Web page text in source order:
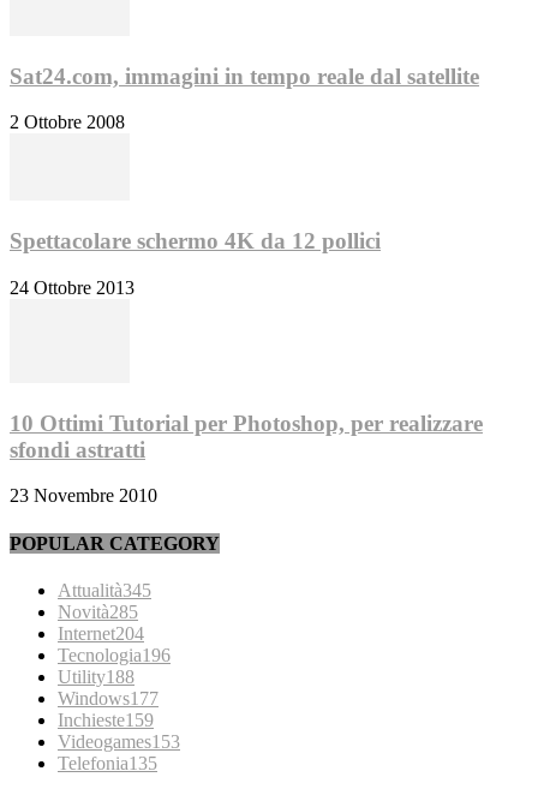
Sat24.com, immagini in tempo reale dal satellite
2 Ottobre 2008
Spettacolare schermo 4K da 12 pollici
24 Ottobre 2013
10 Ottimi Tutorial per Photoshop, per realizzare
sfondi astratti
23 Novembre 2010
POPULAR CATEGORY
Attualità345
Novità285
Internet204
Tecnologia196
Utility188
Windows177
Inchieste159
Videogames153
Telefonia135